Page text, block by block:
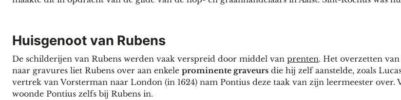
Huisgenoot van Rubens
De schilderijen van Rubens werden vaak verspreid door middel van prenten. Het overzetten
naar gravures liet Rubens over aan enkele prominente graveurs die hij zelf aanstelde, zoals
vertrek van Vorsterman naar London (in 1624) nam Pontius deze taak van zijn leermeester over.
woonde Pontius zelfs bij Rubens in.